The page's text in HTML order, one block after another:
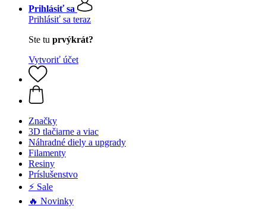
Prihlásiť sa
Prihlásiť sa teraz
Ste tu prvýkrát?
Vytvoriť účet
Značky
3D tlačiarne a viac
Náhradné diely a upgrady
Filamenty
Resiny
Príslušenstvo
⚡ Sale
🔥 Novinky